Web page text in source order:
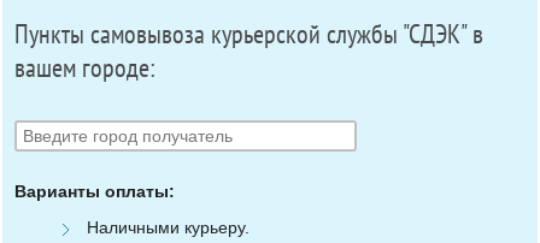
Пункты самовывоза курьерской службы "СДЭК" в
вашем городе:
Варианты оплаты:
Наличными курьеру.